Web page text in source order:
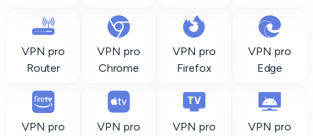
VPN pro
Router
VPN pro
Chrome
VPN pro
Firefox
VPN pro
Edge
VPN pro
VPN pro
VPN pro
VPN pro